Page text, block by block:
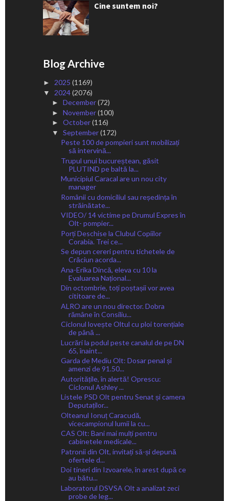
Cine suntem noi?
Blog Archive
► 2025 (1169)
▼ 2024(2076)
► December(72)
► November(100)
► October(116)
▼ September(172)
Peste 100 de pompieri sunt mobilizați
să intervină...
Trupul unui bucureștean, găsit
PLUTIND pe baltă la...
Municipiul Caracal are un nou city
manager
Românii cu domiciliul sau reședința în
străinătate...
VIDEO/ 14 victime pe Drumul Expres în
Olt- pompier...
Porți Deschise la Clubul Copiilor
Corabia. Trei ce...
Se depun cereri pentru tichetele de
Crăciun acorda...
Ana-Erika Dincă, eleva cu 10 la
Evaluarea Național...
Din octombrie, toți poștașii vor avea
cititoare de...
ALRO are un nou director. Dobra
rămâne în Consiliu...
Ciclonul lovește Oltul cu ploi torențiale
de până ...
Lucrări la podul peste canalul de pe DN
65, înaint...
Garda de Mediu Olt: Dosar penal și
amenzi de 91.50...
Autoritățile, în alertă! Oprescu:
Ciclonul Ashley ...
Listele PSD Olt pentru Senat și camera
Deputaților...
Olteanul Ionuț Caracudă,
vicecampionul lumii la cu...
CAS Olt: Bani mai mulți pentru
cabinetele medicale...
Patronii din Olt, invitați să-și depună
ofertele d...
Doi tineri din Izvoarele, în arest după ce
au bătu...
Laboratorul DSVSA Olt a analizat zeci
probe de leg...